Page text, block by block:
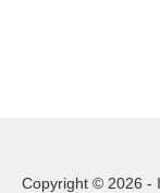
Copyright © 2026 -